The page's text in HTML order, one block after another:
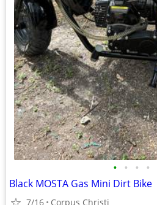
• • • •
Black MOSTA Gas Mini Dirt Bike
7/16 Corpus Christi